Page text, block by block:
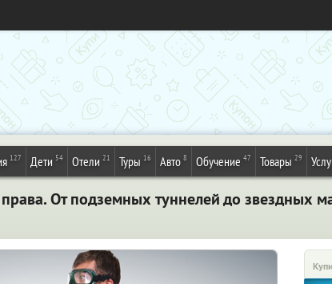
127 Дети 54 Отели 21 Туры 16 Авто 8 Обучение 47 Товары 29
От подземных туннелей до звездных